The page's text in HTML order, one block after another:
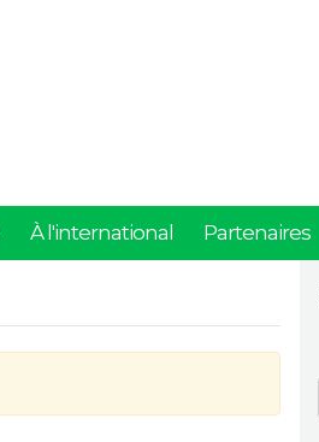
À l'international Partenaires